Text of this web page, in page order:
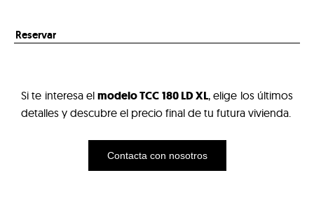
Reservar
Si te interesa elmodelo TCC 180 LD XL, elige los últimos
detalles y descubre el precio final de tu futura vivienda.
Contacta con nosotros